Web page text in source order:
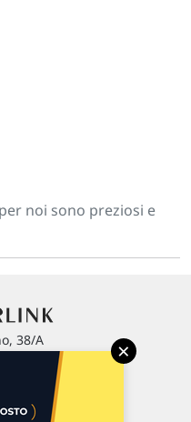
noi sono preziosi e
38/A
401
×